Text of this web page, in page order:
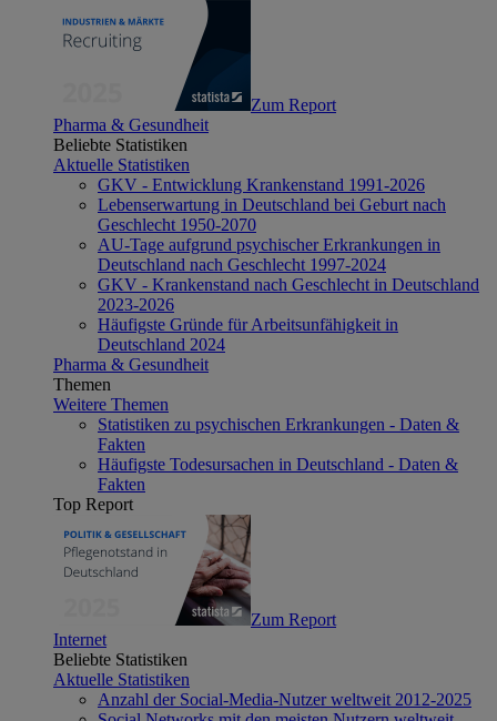
Zum Report
Pharma & Gesundheit
Beliebte Statistiken
Aktuelle Statistiken
GKV - Entwicklung Krankenstand 1991-2026
Lebenserwartung in Deutschland bei Geburt nach
Geschlecht 1950-2070
AU-Tage aufgrund psychischer Erkrankungen in
Deutschland nach Geschlecht 1997-2024
GKV - Krankenstand nach Geschlecht in Deutschland
2023-2026
Häufigste Gründe für Arbeitsunfähigkeit in
Deutschland 2024
Pharma & Gesundheit
Themen
Weitere Themen
Statistiken zu psychischen Erkrankungen - Daten &
Fakten
Häufigste Todesursachen in Deutschland - Daten &
Fakten
Top Report
Zum Report
Internet
Beliebte Statistiken
Aktuelle Statistiken
Anzahl der Social-Media-Nutzer weltweit 2012-2025